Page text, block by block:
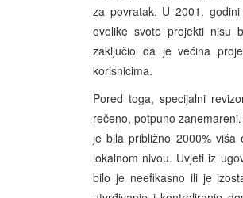
za povratak. U 2001.
ovolike svote projekti nisu
zaključio da je većina
korisnicima.
Pored toga, specijalni
rečeno, potpuno
je bila približno 2000% viša
lokalnom nivou. Uvjeti iz
bilo je neefikasno ili je